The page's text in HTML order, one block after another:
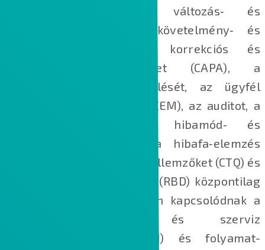
biztosítják (DHF). A változás‑ és
konfigurációkezelést, a követelmény‑ és
tesztmenedzsmentet, a korrekciós és
megelőző intézkedéseket (CAPA), a
nemmegfelelőségek kezelését, az ügyfél
visszajelzések kezelését (CEM), az auditot, a
dokumentumkezelést, a hibamód‑ és
hatáselemzést (FMEA), a hibafa‑elemzés
(FTA), a kritikus minőségi jellemzőket (CTQ) és
a kockázatalapú tervezést (RBD) központilag
tárolják és összehangoltan kapcsolódnak a
mérnöki, gyártási és szerviz
anyagjegyzékekhez (BOM) és folyamat­